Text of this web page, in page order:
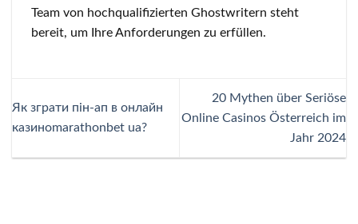
Team von hochqualifizierten Ghostwritern steht
bereit, um Ihre Anforderungen zu erfüllen.
Як зграти пін-ап в онлайн
казиноmarathonbet ua?
20 Mythen über Seriöse
Online Casinos Österreich im
Jahr 2024